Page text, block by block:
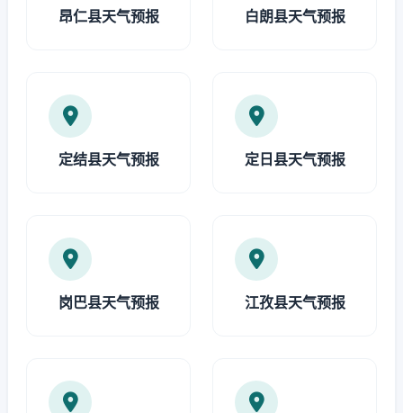
昂仁县天气预报 白朗县天气预报
定结县天气预报 定日县天气预报
岗巴县天气预报 江孜县天气预报